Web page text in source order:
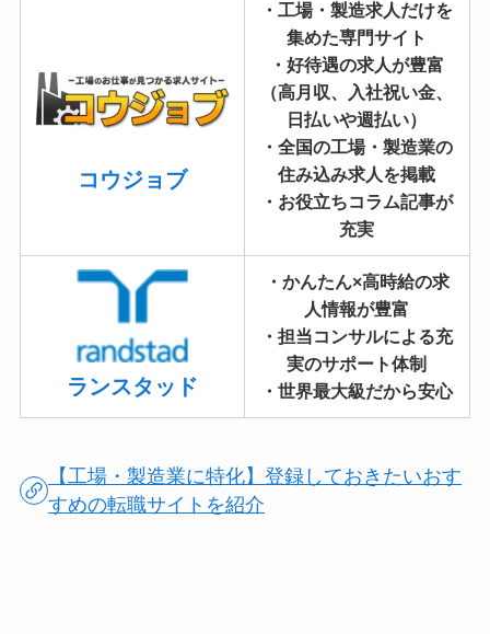
コウジョブ
・工場・製造求人だけを
集めた専門サイト
・好待遇の求人が豊富
（高月収、入社祝い金、
日払いや週払い）
・全国の工場・製造業の
住み込み求人を掲載
・お役立ちコラム記事が
充実
ランスタッド
・かんたん×高時給の求
人情報が豊富
・担当コンサルによる充
実のサポート体制
・世界最大級だから安心
【工場・製造業に特化】登録しておきたいおす
すめの転職サイトを紹介